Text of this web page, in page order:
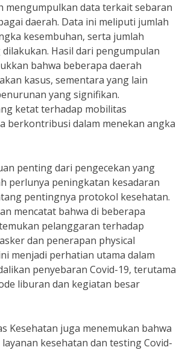
mengumpulkan data terkait sebaran
daerah. Data ini meliputi jumlah
kesembuhan, serta jumlah
Hasil dari pengumpulan
bahwa beberapa daerah
kasus, sementara yang lain
yang signifikan.
ketat terhadap mobilitas
berkontribusi dalam menekan angka
penting dari pengecekan yang
perlunya peningkatan kesadaran
pentingnya protokol kesehatan.
mencatat bahwa di beberapa
pelanggaran terhadap
dan penerapan physical
menjadi perhatian utama dalam
penyebaran Covid-19, terutama
liburan dan kegiatan besar
Kesehatan juga menemukan bahwa
kesehatan dan testing Covid-